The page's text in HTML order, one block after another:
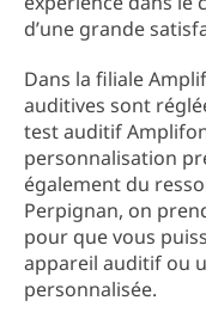
d’une grande
Dans la filiale
auditives sont
test auditif
personnalisation
également du
Perpignan, on
pour que vous
appareil auditif ou
personnalisée.